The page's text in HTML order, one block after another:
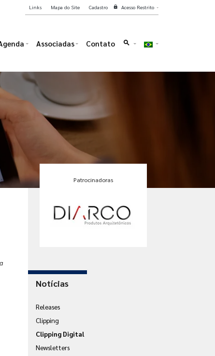
Associadas Contato search
Links Mapa do Site Cadastro lock Acesso Restrito
Patrocinadoras
Notícias
Releases
Clipping
Clipping Digital
Newsletters